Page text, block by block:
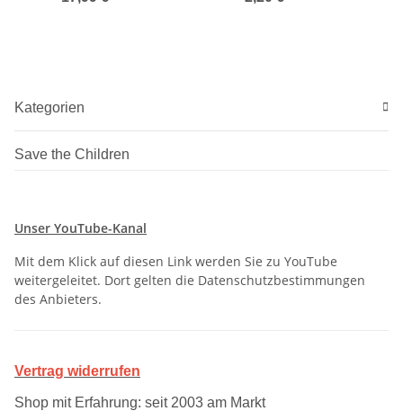
Kategorien
Save the Children
Unser YouTube-Kanal
Mit dem Klick auf diesen Link werden Sie zu YouTube
weitergeleitet. Dort gelten die Datenschutzbestimmungen
des Anbieters.
Vertrag widerrufen
Shop mit Erfahrung: seit 2003 am Markt